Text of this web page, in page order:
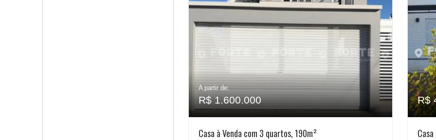
A partir de:
R$ 1.600.000
Casa à Venda com 3 quartos, 190m²
R$